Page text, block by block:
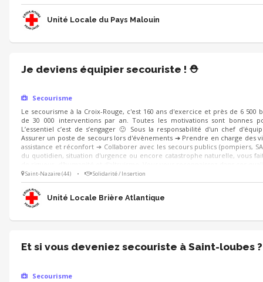
Unité Locale du Pays Malouin
Je deviens équipier secouriste ! ⛑️
Secourisme
Le secourisme à la Croix-Rouge, c'est 160 ans d'exercice et près de 6 500
de 30 000 interventions par an. Toutes les motivations sont bonnes
L’essentiel c’est de s’engager 🙂 Sous la responsabilité d'un chef
Assurer un poste de secours lors d'évènements ➔ Prendre en charge des
assistance et réconfort ➔ Collaborer avec les secours publics (pompiers,
du quotidien, situation d'urgence ou encore catastrophe naturelle, vous
Saint-Nazaire (44) • Solidarité / Insertion
Unité Locale Brière Atlantique
Et si vous deveniez secouriste à Saint-loubes ?
Secourisme